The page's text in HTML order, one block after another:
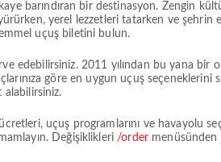
barındıran bir destinasyon. Zengin
yerel lezzetleri tatarken ve şehrin
uçuş biletini bulun.
edebilirsiniz. 2011 yılından bu yana
göre en uygun uçuş seçeneklerini
alabilirsiniz.
uçuş programlarını ve havayolu
Değişiklikleri /order